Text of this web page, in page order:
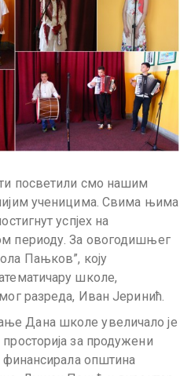
посветили смо нашим
ученицима. Свима њима
успјех на
периоду. За овогодишњег
Пањков”, коју
школе,
разреда, Иван Јеринић.
Дана школе увеличало је
за продужени
финансирала општина